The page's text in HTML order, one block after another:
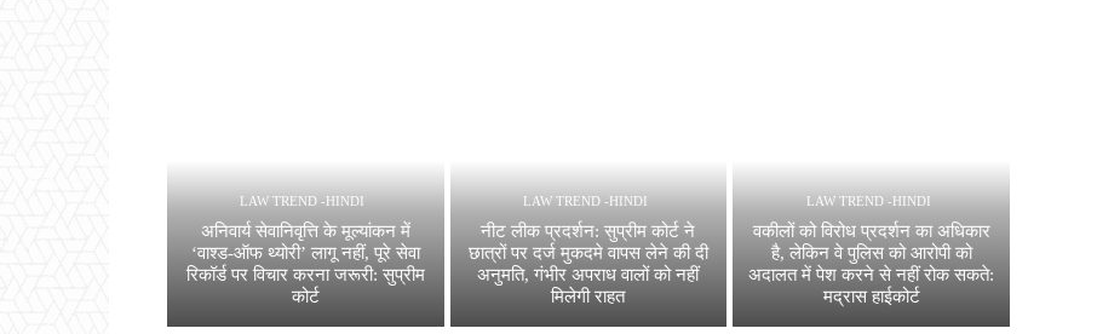
LAW TREND -HINDI
अनिवार्य सेवानिवृत्ति के मूल्यांकन में
‘वाश्ड-ऑफ थ्योरी’ लागू नहीं, पूरे सेवा
रिकॉर्ड पर विचार करना जरूरी: सुप्रीम
कोर्ट
LAW TREND -HINDI
नीट लीक प्रदर्शन: सुप्रीम कोर्ट ने
छात्रों पर दर्ज मुकदमे वापस लेने की दी
अनुमति, गंभीर अपराध वालों को नहीं
मिलेगी राहत
LAW TREND -HINDI
वकीलों को विरोध प्रदर्शन का अधिकार
है, लेकिन वे पुलिस को आरोपी को
अदालत में पेश करने से नहीं रोक सकते:
मद्रास हाईकोर्ट